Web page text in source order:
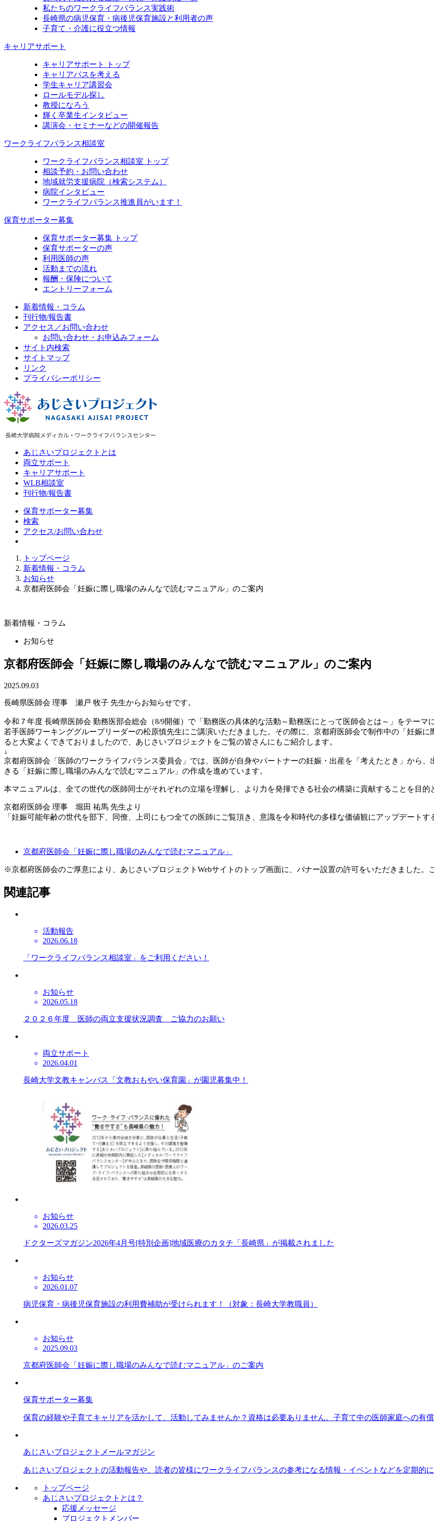
私たちのワークライフバランス実践術
長崎県の病児保育・病後児保育施設と利用者の声
子育て・介護に役立つ情報
キャリアサポート
キャリアサポート トップ
キャリアパスを考える
学生キャリア講習会
ロールモデル探し
教授になろう
輝く卒業生インタビュー
講演会・セミナーなどの開催報告
ワークライフバランス相談室
ワークライフバランス相談室 トップ
相談予約・お問い合わせ
地域就労支援病院（検索システム）
病院インタビュー
ワークライフバランス推進員がいます！
保育サポーター募集
保育サポーター募集 トップ
保育サポーターの声
利用医師の声
活動までの流れ
報酬・保険について
エントリーフォーム
新着情報・コラム
刊行物/報告書
アクセス／お問い合わせ
お問い合わせ・お申込みフォーム
サイト内検索
サイトマップ
リンク
プライバシーポリシー
あじさいプロジェクトとは
両立サポート
キャリアサポート
WLB相談室
刊行物/報告書
保育サポーター募集
検索
アクセス/お問い合わせ
トップページ
新着情報・コラム
お知らせ
京都府医師会「妊娠に際し職場のみんなで読むマニュアル」のご案内
新着情報・コラム
お知らせ
京都府医師会「妊娠に際し職場のみんなで読むマニュアル」のご案内
2025.09.03
長崎県医師会 理事 瀬戸 牧子 先生からお知らせです。
令和７年度 長崎県医師会 勤務医部会総会（8/9開催）で「勤務医の具体的な活動～勤務医にとって医師会とは～」をテー
若手医師ワーキンググループリーダーの松原慎先生にご講演いただきました。その際に、京都府医師会で制作中の「妊娠
ると大変よくできておりましたので、あじさいプロジェクトをご覧の皆さんにもご紹介します。
↓
京都府医師会「医師のワークライフバランス委員会」では、医師が自身やパートナーの妊娠・出産を「考えたとき」から
きる「妊娠に際し職場のみんなで読むマニュアル」の作成を進めています。
本マニュアルは、全ての世代の医師同士がそれぞれの立場を理解し、より力を発揮できる社会の構築に貢献することを目的
京都府医師会 理事 堀田 祐馬 先生より
「妊娠可能年齢の世代を部下、同僚、上司にもつ全ての医師にご覧頂き、意識を令和時代の多様な価値観にアップデートす
京都府医師会「妊娠に際し職場のみんなで読むマニュアル」
※京都府医師会のご厚意により、あじさいプロジェクトWebサイトのトップ画面に、バナー設置の許可をいただきました。
関連記事
活動報告
2026.06.18
「ワークライフバランス相談室」をご利用ください！
お知らせ
2026.05.18
２０２６年度 医師の両立支援状況調査 ご協力のお願い
両立サポート
2026.04.01
長崎大学文教キャンパス「文教おもやい保育園」が園児募集中！
お知らせ
2026.03.25
ドクターズマガジン2026年4月号[特別企画]地域医療のカタチ「長崎県」が掲載されました
お知らせ
2026.01.07
病児保育・病後児保育施設の利用費補助が受けられます！（対象：長崎大学教職員）
お知らせ
2025.09.03
京都府医師会「妊娠に際し職場のみんなで読むマニュアル」のご案内
保育サポーター募集
保育の経験や子育てキャリアを活かして、活動してみませんか？資格は必要ありません。子育て中の医師家庭への有償
あじさいプロジェクトメールマガジン
あじさいプロジェクトの活動報告や、読者の皆様にワークライフバランスの参考になる情報・イベントなどを定期的に
トップページ
あじさいプロジェクトとは？
応援メッセージ
プロジェクトメンバー